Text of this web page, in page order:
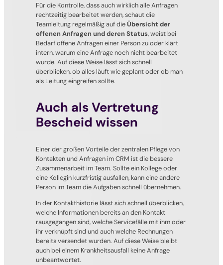
Für die Kontrolle, dass auch wirklich alle Anfragen
rechtzeitig bearbeitet werden, schaut die
Teamleitung regelmäßig auf dieÜbersicht der
offenen Anfragen und deren Status, weist bei
Bedarf offene Anfragen einer Person zu oder klärt
intern, warum eine Anfrage noch nicht bearbeitet
wurde. Auf diese Weise lässt sich schnell
überblicken, ob alles läuft wie geplant oder ob man
als Leitung eingreifen sollte.
Auch als Vertretung
Bescheid wissen
Einer der großen Vorteile der zentralen Pflege von
Kontakten und Anfragen im CRM ist die bessere
Zusammenarbeit im Team. Sollte ein Kollege oder
eine Kollegin kurzfristig ausfallen, kann eine andere
Person im Team die Aufgaben schnell übernehmen.
In der Kontakthistorie lässt sich schnell überblicken,
welche Informationen bereits an den Kontakt
rausgegangen sind, welche Servicefälle mit ihm oder
ihr verknüpft sind und auch welche Rechnungen
bereits versendet wurden. Auf diese Weise bleibt
auch bei einem Krankheitsausfall keine Anfrage
unbeantwortet.